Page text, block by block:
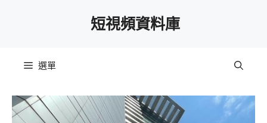
短視頻資料庫
選單